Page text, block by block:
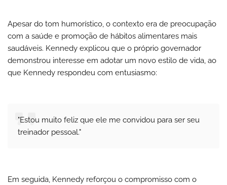
Apesar do tom humorístico, o contexto era de preocupação
com a saúde e promoção de hábitos alimentares mais
saudáveis. Kennedy explicou que o próprio governador
demonstrou interesse em adotar um novo estilo de vida, ao
que Kennedy respondeu com entusiasmo:
"Estou muito feliz que ele me convidou para ser seu
treinador pessoal."
Em seguida, Kennedy reforçou o compromisso com o